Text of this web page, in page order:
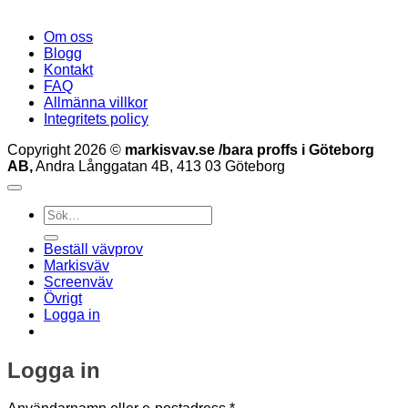
Om oss
Blogg
Kontakt
FAQ
Allmänna villkor
Integritets policy
Copyright 2026 © markisvav.se /bara proffs i Göteborg
AB,Andra Långgatan 4B, 413 03 Göteborg
Sök
efter:
Beställ vävprov
Markisväv
Screenväv
Övrigt
Logga in
Logga in